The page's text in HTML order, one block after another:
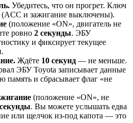
Убедитесь, что он прогрет. Ключ
и зажигание выключены).
(положение «ON», двигатель не
ровно 2 секунды. ЭБУ
и фиксирует текущее
Ждёте 10 секунд — не меньше.
ЭБУ Toyota записывает данные
память и сбрасывает флаг «не
(положение «ON», не
. Вы можете услышать едва
или щелчок из-под капота — это